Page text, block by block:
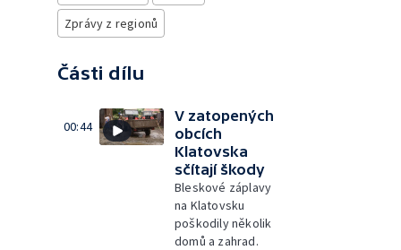
Zprávy z regionů
Části dílu
00:44
V zatopených
obcích
Klatovska
sčítají škody
Bleskové záplavy
na Klatovsku
poškodily několik
domů a zahrad.